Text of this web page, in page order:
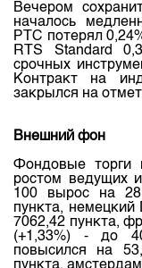
Комитеты
Участники
Наши партнеры
Корпоративные
Контакты
Тарифы
Аналитика
Финансовый
25 лет ЗАО КФБ
Депозитарная
Центр
Итоги
Архив торгов
Индекс и
Котировки по
Расписание
Результаты
Объем ГЦБ в
Результаты
Учебный
Общая
План работы на
Вечером
началось
РТС потерял
RTS Standard
срочных
Контракт на
закрылся на
Внешний фон
Фондовые торги
ростом ведущих
100 вырос на
пункта, немецкий
7062,42 пункта,
(+1,33%) - до
повысился на